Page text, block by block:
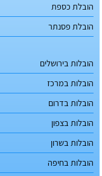
הובלת כספת
הובלת פסנתר
הובלות בירושלים
הובלות במרכז
הובלות בדרום
הובלות בצפון
הובלות בשרון
הובלות בחיפה